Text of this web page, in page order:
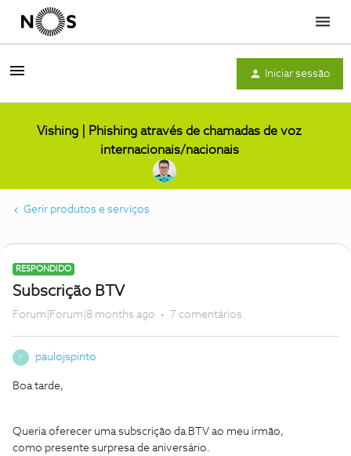
Menu
Iniciar sessão
Vishing | Phishing através de chamadas de voz
internacionais/nacionais
Gerir produtos e serviços
RESPONDIDO
Subscrição BTV
Forum|Forum|8 months ago 7 comentários
P paulojspinto
Boa tarde,
Queria oferecer uma subscrição da BTV ao meu irmão,
como presente surpresa de aniversário.